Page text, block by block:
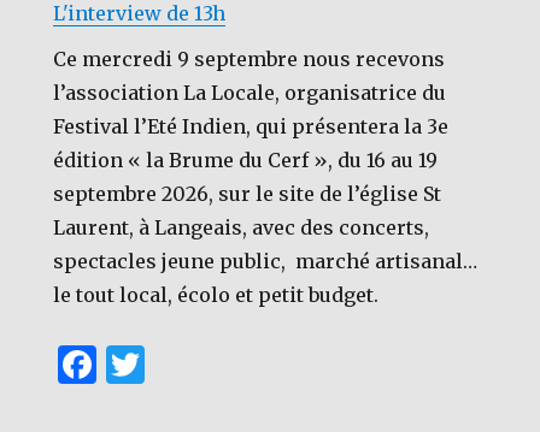
L'interview de 13h
Ce mercredi 9 septembre nous recevons
l’association La Locale, organisatrice du
Festival l’Eté Indien, qui présentera la 3e
édition « la Brume du Cerf », du 16 au 19
septembre 2026, sur le site de l’église St
Laurent, à Langeais, avec des concerts,
spectacles jeune public, marché artisanal…
le tout local, écolo et petit budget.
F